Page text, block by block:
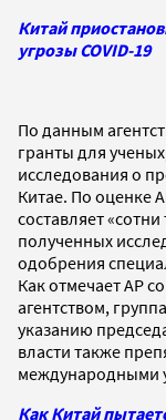
Китай
угрозы COVID-19
По данным
гранты для
исследования о
Китае. По оценке
составляет
полученных
одобрения
Как отмечает AP
агентством,
указанию
власти также
международными
Как Китай